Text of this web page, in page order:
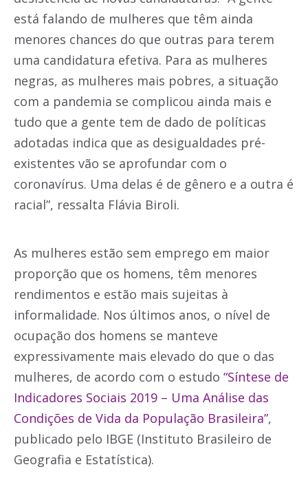
está falando de mulheres que têm ainda
menores chances do que outras para terem
uma candidatura efetiva. Para as mulheres
negras, as mulheres mais pobres, a situação
com a pandemia se complicou ainda mais e
tudo que a gente tem de dado de políticas
adotadas indica que as desigualdades pré-
existentes vão se aprofundar com o
coronavírus. Uma delas é de gênero e a outra é
racial”, ressalta Flávia Biroli.
As mulheres estão sem emprego em maior
proporção que os homens, têm menores
rendimentos e estão mais sujeitas à
informalidade. Nos últimos anos, o nível de
ocupação dos homens se manteve
expressivamente mais elevado do que o das
mulheres, de acordo com o estudo “Síntese de
Indicadores Sociais 2019 – Uma Análise das
Condições de Vida da População Brasileira”,
publicado pelo IBGE (Instituto Brasileiro de
Geografia e Estatística).